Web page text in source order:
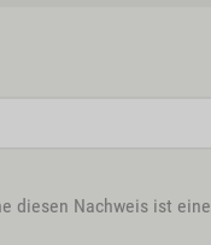
diesen Nachweis ist eine